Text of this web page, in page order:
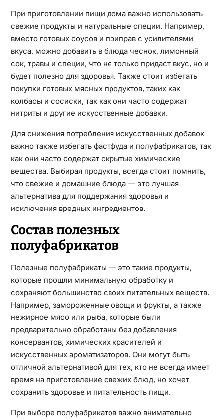
При приготовлении пищи дома важно использовать
свежие продукты и натуральные специи. Например,
вместо готовых соусов и приправ с усилителями
вкуса, можно добавить в блюда чеснок, лимонный
сок, травы и специи, что не только придаст вкус, но и
будет полезно для здоровья. Также стоит избегать
покупки готовых мясных продуктов, таких как
колбасы и сосиски, так как они часто содержат
нитриты и другие искусственные добавки.
Для снижения потребления искусственных добавок
важно также избегать фастфуда и полуфабрикатов, так
как они часто содержат скрытые химические
вещества. Выбирая продукты, всегда стоит помнить,
что свежие и домашние блюда — это лучшая
альтернатива для поддержания здоровья и
исключения вредных ингредиентов.
Состав полезных
полуфабрикатов
Полезные полуфабрикаты — это такие продукты,
которые прошли минимальную обработку и
сохраняют большинство своих питательных веществ.
Например, замороженные овощи и фрукты, а также
нежирное мясо или рыба, которые были
предварительно обработаны без добавления
консервантов, химических красителей и
искусственных ароматизаторов. Они могут быть
отличной альтернативой для тех, кто не всегда имеет
время на приготовление свежих блюд, но хочет
сохранить здоровье и питательность пищи.
При выборе полуфабрикатов важно внимательно